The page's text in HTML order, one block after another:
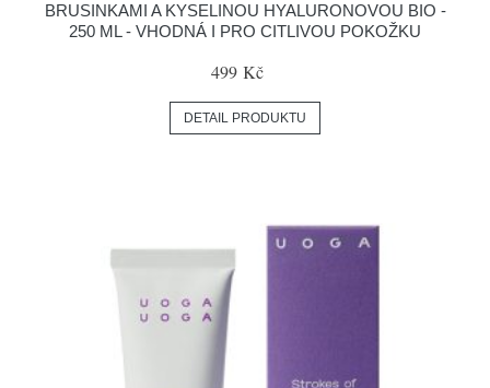
BRUSINKAMI A KYSELINOU HYALURONOVOU BIO -
250 ML - VHODNÁ I PRO CITLIVOU POKOŽKU
499 Kč
DETAIL PRODUKTU